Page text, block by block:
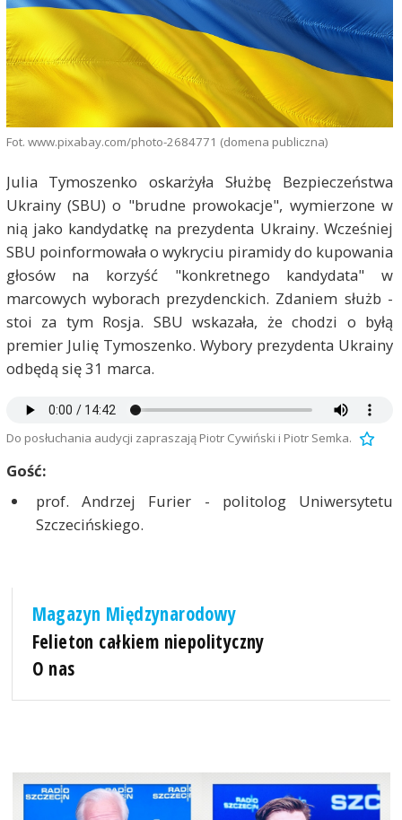
Fot. www.pixabay.com/photo-2684771 (domena publiczna)
Julia Tymoszenko oskarżyła Służbę Bezpieczeństwa
Ukrainy (SBU) o "brudne prowokacje", wymierzone w
nią jako kandydatkę na prezydenta Ukrainy. Wcześniej
SBU poinformowała o wykryciu piramidy do kupowania
głosów na korzyść "konkretnego kandydata" w
marcowych wyborach prezydenckich. Zdaniem służb -
stoi za tym Rosja. SBU wskazała, że chodzi o byłą
premier Julię Tymoszenko. Wybory prezydenta Ukrainy
odbędą się 31 marca.
Do posłuchania audycji zapraszają Piotr Cywiński i Piotr Semka.
Gość:
prof. Andrzej Furier - politolog Uniwersytetu
Szczecińskiego.
Magazyn Międzynarodowy
Felieton całkiem niepolityczny
O nas